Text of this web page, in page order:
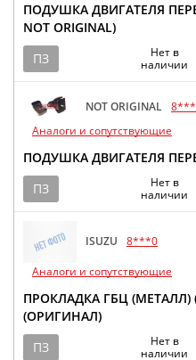
ПОДУШКА ДВИГАТЕЛЯ
NOT ORIGINAL)
ПЗ
Нет в
наличии
NOT ORIGINAL
Аналоги и сопутствующие
ПОДУШКА ДВИГАТЕЛЯ
ПЗ
Нет в
наличии
ISUZU
8***0
Аналоги и сопутствующие
ПРОКЛАДКА ГБЦ (МЕТАЛЛ)
(ОРИГИНАЛ)
ПЗ
Нет в
наличии